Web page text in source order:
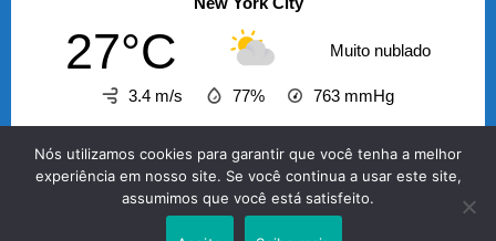
27°C Muito nublado
3.4 m/s 77% 763 mmHg
28°C 30°C 31°C 32°C
Nós utilizamos cookies para garantir que você tenha a melhor
experiência em nosso site. Se você continua a usar este site,
assumimos que você está satisfeito.